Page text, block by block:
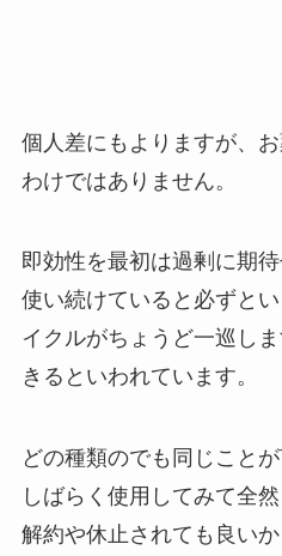
個人差にもよりますが、
わけではありません。
即効性を最初は過剰に期
使い続けていると必ずと
イクルがちょうど一巡し
きるといわれています。
どの種類のでも同じこと
しばらく使用してみて全
解約や休止されても良いか